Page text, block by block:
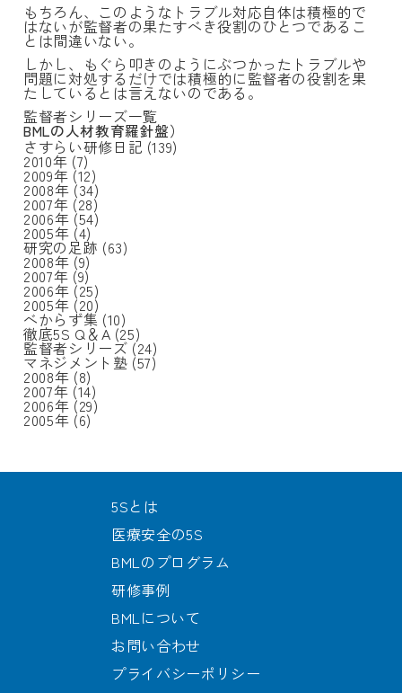
もちろん、このようなトラブル対応自体は積極的で
はないが監督者の果たすべき役割のひとつであるこ
とは間違いない。
しかし、もぐら叩きのようにぶつかったトラブルや
問題に対処するだけでは積極的に監督者の役割を果
たしているとは言えないのである。
監督者シリーズ一覧
BMLの人材教育羅針盤）
さすらい研修日記 (139)
2010年 (7)
2009年 (12)
2008年 (34)
2007年 (28)
2006年 (54)
2005年 (4)
研究の足跡 (63)
2008年(9)
2007年 (9)
2006年 (25)
2005年 (20)
べからず集 (10)
徹底5S Q＆A (25)
監督者シリーズ (24)
マネジメント塾 (57)
2008年 (8)
2007年 (14)
2006年 (29)
2005年 (6)
5Sとは
医療安全の5S
BMLのプログラム
研修事例
BMLについて
お問い合わせ
プライバシーポリシー